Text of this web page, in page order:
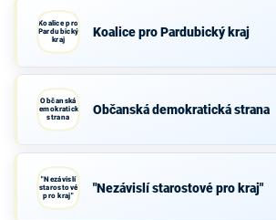
Koalice pro
Pardubický
kraj
Koalice pro Pardubický kraj
Občanská
demokratická
strana
Občanská demokratická strana
"Nezávislí
starostové
pro kraj"
"Nezávislí starostové pro kraj"